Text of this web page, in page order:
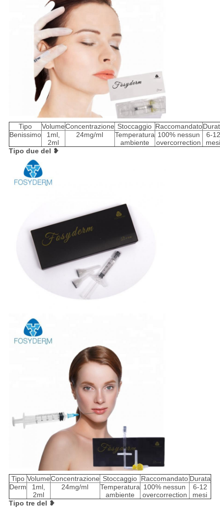
Tipo VolumeConcentrazione Stoccaggio Raccomandato
Benissimo
1ml,
2ml
24mg/ml
Temperatura
ambiente
100% nessun
overcorrection
6-12
Tipo due del ❥
Tipo VolumeConcentrazione Stoccaggio Raccomandato Durata
Derm
1ml,
2ml
24mg/ml
Temperatura
ambiente
100% nessun
overcorrection
6-12
mesi
Tipo tre del ❥